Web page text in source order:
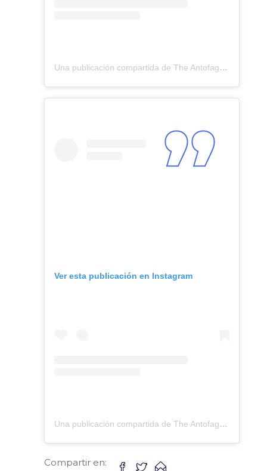
Una publicación compartida de The Antofagasta British School (@antofagastabritishschool)
Ver esta publicación en Instagram
Una publicación compartida de The Antofagasta British School (@antofagastabritishschool)
Compartir en: